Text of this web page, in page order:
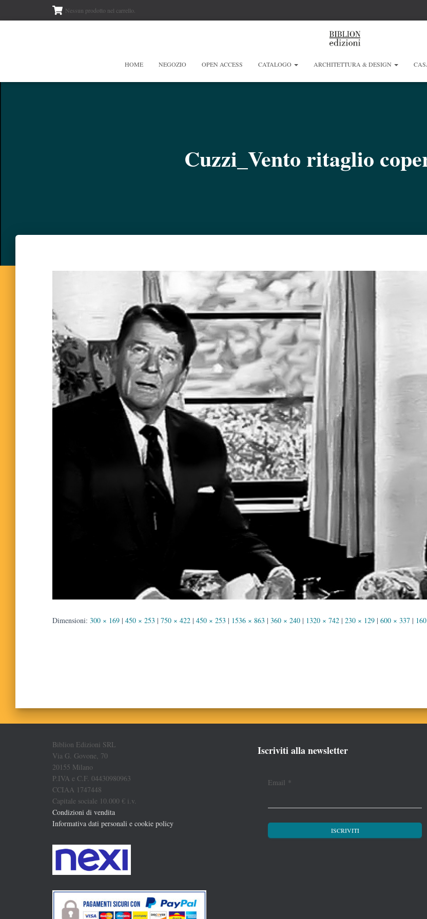
Nessun prodotto nel carrello.
HOME NEGOZIO OPEN ACCESS CATALOGO ARCHITETTURA & DESIGN
Cuzzi_Vento ritaglio
Dimensioni: 300 × 169 | 450 × 253 | 750 × 422 | 450 × 253 | 1536 × 863 | 360 × 240 | 1320 × 742 | 230 × 129 | 600 × 337 |
Biblion Edizioni SRL
Via G. Govone, 70
20155 Milano
P.IVA e C.F. 04430980963
CCIAA 1747448
Capitale sociale 10.000 € i.v.
Condizioni di vendita
Informativa dati personali e cookie policy
Iscriviti alla newsletter
Email *